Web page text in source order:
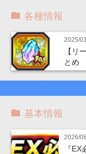
各種情報
2025/
【リ
とめ
基本情報
2026/
『